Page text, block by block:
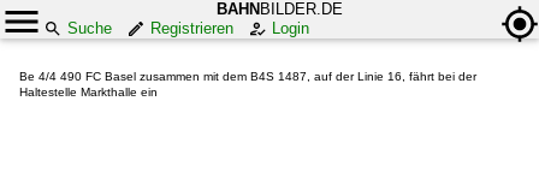
BAHN BILDER.DE
Suche
Registrieren Login
Be 4/4 490 FC Basel zusammen mit dem B4S 1487, auf der Linie 16, fährt bei der
Haltestelle Markthalle ein